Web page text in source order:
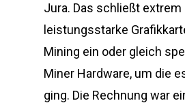
Jura. Das schließt extrem
leistungsstarke
Mining ein oder gleich
Miner Hardware, um die
ging. Die Rechnung war